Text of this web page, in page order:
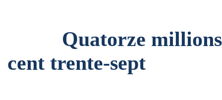
Quatorze millions
cent trente-sept